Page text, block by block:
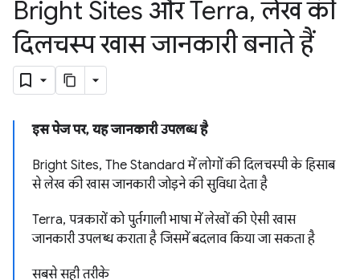
Bright Sites और Terra, लेख की
दिलचस्प खास जानकारी बनाते हैं
इस पेज पर, यह जानकारी उपलब्ध है
Bright Sites, The Standard में लोगों की दिलचस्पी के हिसाब
से लेख की खास जानकारी जोड़ने की सुविधा देता है
Terra, पत्रकारों को पुर्तगाली भाषा में लेखों की ऐसी खास
जानकारी उपलब्ध कराता है जिसमें बदलाव किया जा सकता है
सबसे सही तरीके